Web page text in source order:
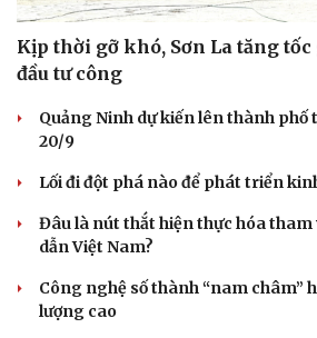
Kịp thời gỡ khó, Sơn La tăng
đầu tư công
Quảng Ninh dự kiến lên thành phố
20/9
Lối đi đột phá nào để phát triển
Đâu là nút thắt hiện thực hóa
dẫn Việt Nam?
Công nghệ số thành “nam châm”
lượng cao